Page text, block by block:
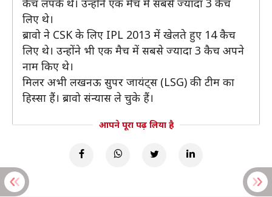
कैच लपके थे। उन्होंने एक मैच में सबसे ज्यादा 3 कैच
लिए थे।
ब्रावो ने CSK के लिए IPL 2013 में खेलते हुए 14 कैच
लिए थे। उन्होंने भी एक मैच में सबसे ज्यादा 3 कैच अपने
नाम किए थे।
मिलर अभी लखनऊ सुपर जायंट्स (LSG) की टीम का
हिस्सा हैं। ब्रावो संन्यास ले चुके हैं।
आपने पूरा पढ़ लिया है